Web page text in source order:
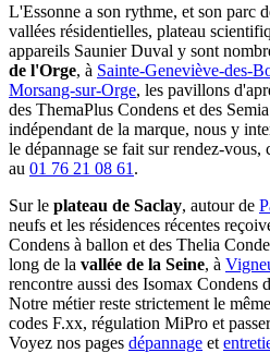
L'Essonne a son rythme, et son parc
vallées résidentielles, plateau
appareils Saunier Duval y sont
de l'Orge, à Sainte-Geneviève-des-
Morsang-sur-Orge, les pavillons
des ThemaPlus Condens et des
indépendant de la marque, nous y
le dépannage se fait sur rendez-
au 01 76 21 08 61 .
Sur le plateau de Saclay, autour de
neufs et les résidences récentes
Condens à ballon et des Thelia
long de la vallée de la Seine, à
rencontre aussi des Isomax Condens
Notre métier reste strictement le
codes F.xx, régulation MiPro et
Voyez nos pages dépannage et